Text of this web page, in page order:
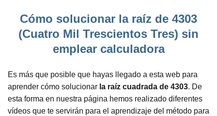
Cómo solucionar la raíz de 4303
(Cuatro Mil Trescientos Tres) sin
emplear calculadora
Es más que posible que hayas llegado a esta web para
aprender cómo solucionar la raíz cuadrada de 4303. De
esta forma en nuestra página hemos realizado diferentes
vídeos que te servirán para el aprendizaje del método para